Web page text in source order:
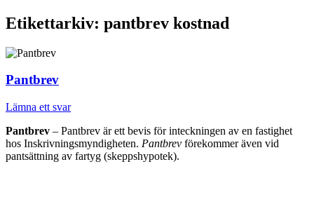
Etikettarkiv: pantbrev kostnad
Pantbrev
Lämna ett svar
Pantbrev – Pantbrev är ett bevis för inteckningen av en fastighet
hos Inskrivningsmyndigheten. Pantbrev förekommer även vid
pantsättning av fartyg (skeppshypotek).